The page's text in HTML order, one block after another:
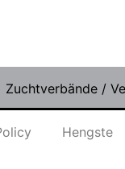
Zuchtverbände /
Hengste